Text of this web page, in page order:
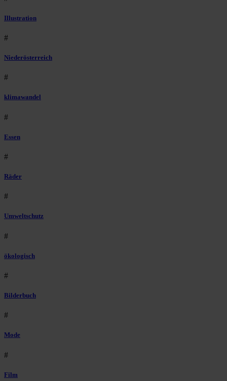
Illustration
#
Niederösterreich
#
klimawandel
#
Essen
#
Räder
#
Umweltschutz
#
ökologisch
#
Bilderbuch
#
Mode
#
Film